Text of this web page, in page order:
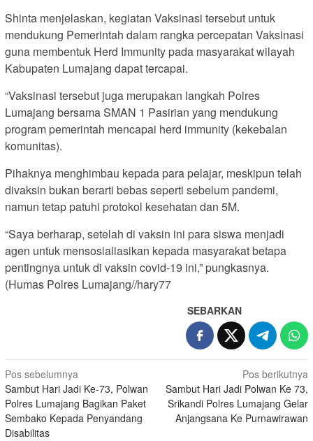
Shinta menjelaskan, kegiatan Vaksinasi tersebut untuk
mendukung Pemerintah dalam rangka percepatan Vaksinasi
guna membentuk Herd Immunity pada masyarakat wilayah
Kabupaten Lumajang dapat tercapai.
“Vaksinasi tersebut juga merupakan langkah Polres
Lumajang bersama SMAN 1 Pasirian yang mendukung
program pemerintah mencapai herd immunity (kekebalan
komunitas).
Pihaknya menghimbau kepada para pelajar, meskipun telah
divaksin bukan berarti bebas seperti sebelum pandemi,
namun tetap patuhi protokol kesehatan dan 5M.
“Saya berharap, setelah di vaksin ini para siswa menjadi
agen untuk mensosialiasikan kepada masyarakat betapa
pentingnya untuk di vaksin covid-19 ini,” pungkasnya.
(Humas Polres Lumajang//hary77
SEBARKAN
Navigasi
pos
Pos sebelumnya
Sambut Hari Jadi Ke-73, Polwan
Polres Lumajang Bagikan Paket
Sembako Kepada Penyandang
Disabilitas
Pos berikutnya
Sambut Hari Jadi Polwan Ke 73,
Srikandi Polres Lumajang Gelar
Anjangsana Ke Purnawirawan